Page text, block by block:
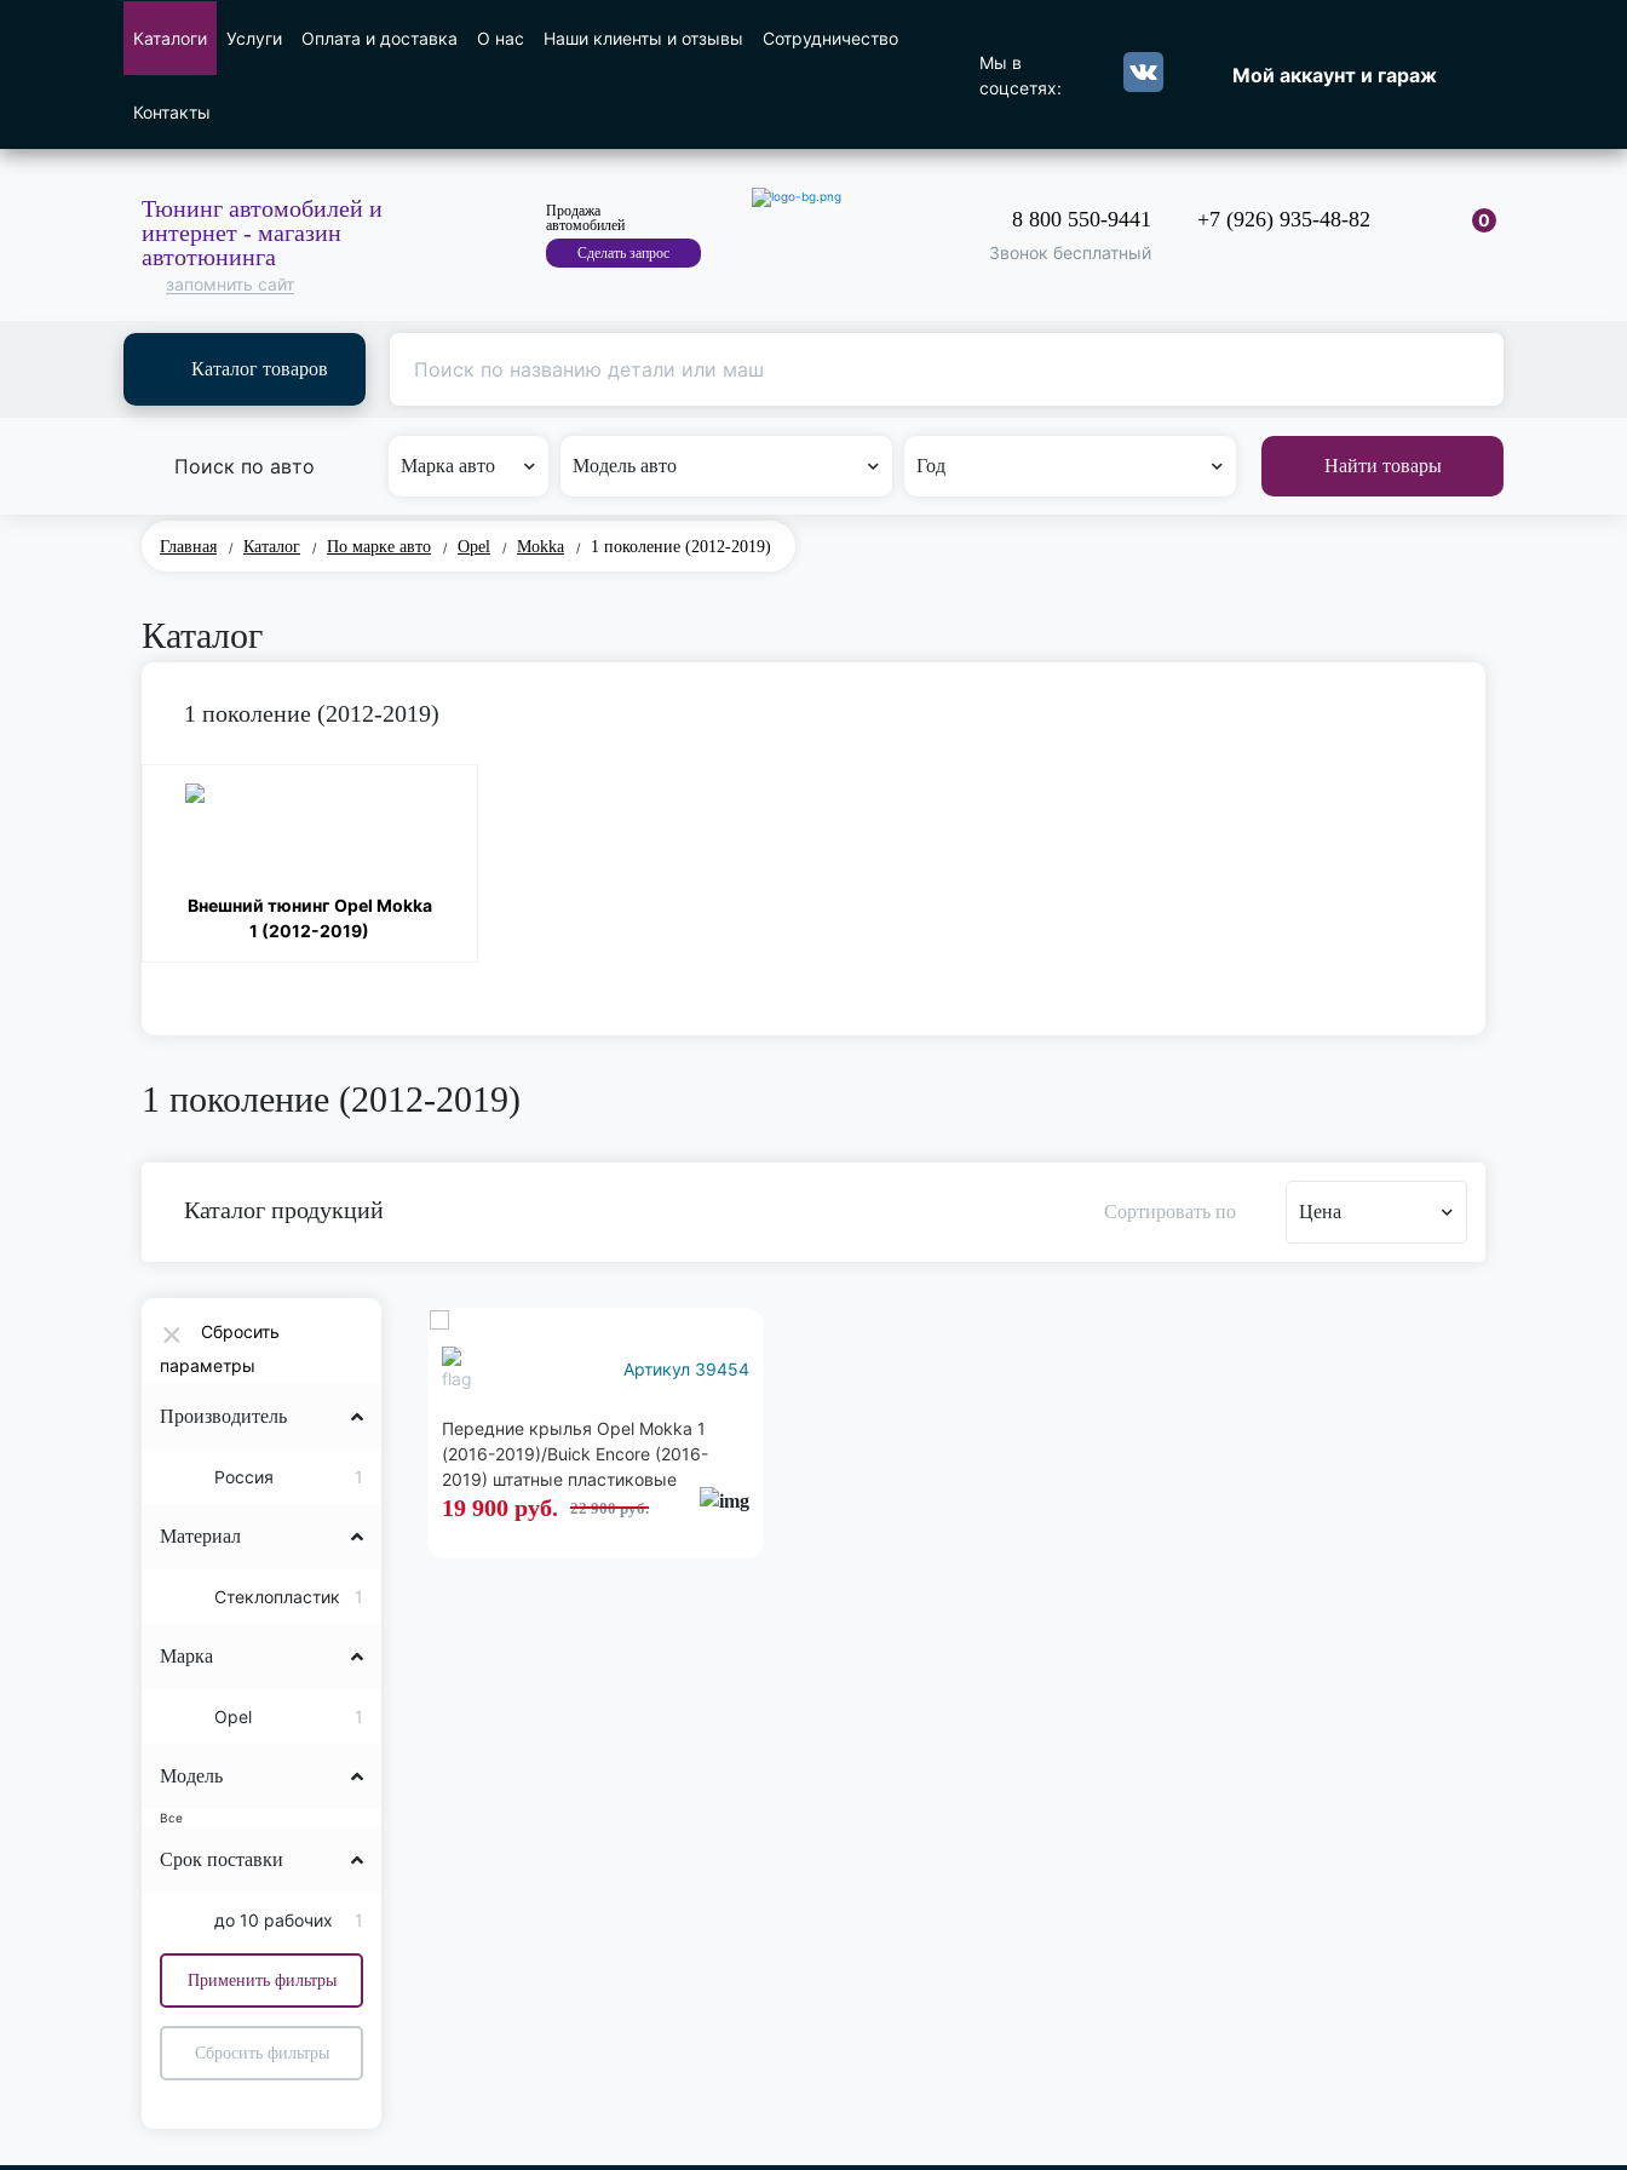
Каталоги Услуги Оплата и доставка О нас Наши клиенты и отзывы Сотрудничество
Контакты
Мы в
соцсетях:
Мой аккаунт и гараж
Тюнинг автомобилей и
интернет - магазин
автотюнинга
запомнить сайт
Продажа
автомобилей
Сделать запрос
8 800 550-9441
Звонок бесплатный
+7 (926) 935-48-82 0
Каталог товаров Поиск
Поиск по авто Марка авто Модель авто Год Найти товары
Главная / Каталог / По марке авто / Opel / Mokka / 1 поколение (2012-2019)
Каталог
1 поколение (2012-2019)
Внешний тюнинг Opel Mokka
1 (2012-2019)
1 поколение (2012-2019)
Каталог продукций Сортировать по Цена
×
Сбросить
параметры
Производитель
Россия 1
Материал
Стеклопластик 1
Марка
Opel 1
Модель
Все
Срок поставки
до 10 рабочих
1
Артикул 39454
Передние крылья Opel Mokka 1
(2016-2019)/Buick Encore (2016-
2019) штатные пластиковые
комплект
19 900 руб. 22 900 руб.